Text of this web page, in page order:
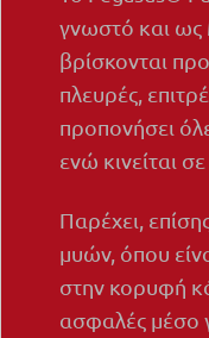
γνωστό και ως
βρίσκονται
πλευρές,
προπονήσει
ενώ κινείται
Παρέχει,
μυών, όπου
στην κορυφή
ασφαλές μέσο